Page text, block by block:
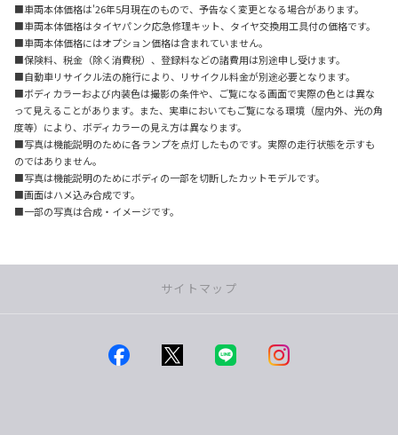
■車両本体価格は'26年5月現在のもので、予告なく変更となる場合があります。
■車両本体価格はタイヤパンク応急修理キット、タイヤ交換用工具付の価格です。
■車両本体価格にはオプション価格は含まれていません。
■保険料、税金（除く消費税）、登録料などの諸費用は別途申し受けます。
■自動車リサイクル法の施行により、リサイクル料金が別途必要となります。
■ボディカラーおよび内装色は撮影の条件や、ご覧になる画面で実際の色とは異な
って見えることがあります。また、実車においてもご覧になる環境（屋内外、光の角
度等）により、ボディカラーの見え方は異なります。
■写真は機能説明のために各ランプを点灯したものです。実際の走行状態を示すも
のではありません。
■写真は機能説明のためにボディの一部を切断したカットモデルです。
■画面はハメ込み合成です。
■一部の写真は合成・イメージです。
サイトマップ